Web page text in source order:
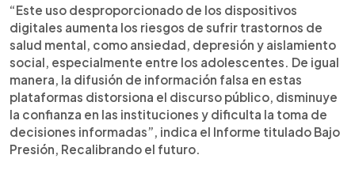
“Este uso desproporcionado de los dispositivos
digitales aumenta los riesgos de sufrir trastornos de
salud mental, como ansiedad, depresión y aislamiento
social, especialmente entre los adolescentes. De igual
manera, la difusión de información falsa en estas
plataformas distorsiona el discurso público, disminuye
la confianza en las instituciones y dificulta la toma de
decisiones informadas”, indica el Informe titulado Bajo
Presión, Recalibrando el futuro.